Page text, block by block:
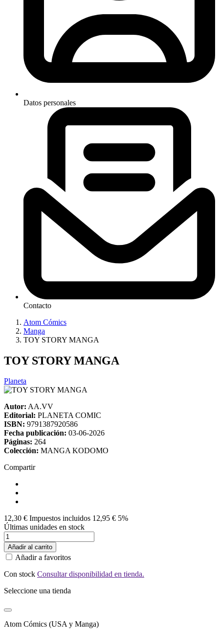
Datos personales
Contacto
Atom Cómics
Manga
TOY STORY MANGA
TOY STORY MANGA
Planeta
Autor: AA.VV
Editorial: PLANETA COMIC
ISBN: 9791387920586
Fecha publicación: 03-06-2026
Páginas: 264
Colección: MANGA KODOMO
Compartir
12,30 € Impuestos incluidos 12,95 € 5%
Últimas unidades en stock
Añadir al carrito
Añadir a favoritos
Con stock Consultar disponibilidad en tienda.
Seleccione una tienda
Atom Cómics (USA y Manga)